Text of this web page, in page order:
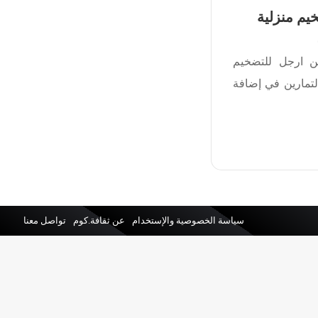
منزلية
ارجل للتضخيم
في إضافة
سياسة الخصوصية والإستخدام عن ثقافة.كوم تواصل معنا